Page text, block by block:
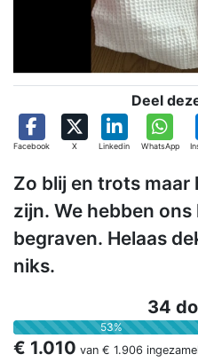
Deel
Facebook X Linkedin WhatsApp
Zo blij en trots
zijn. We hebben
begraven. Helaas
niks.
34
53%
€ 1.010 van € 1.906